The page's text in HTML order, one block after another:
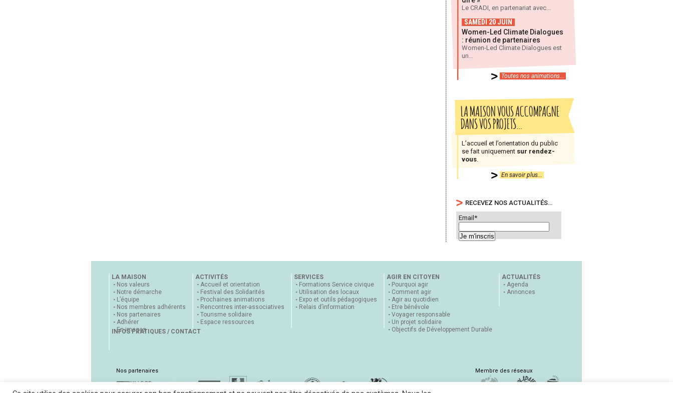
Le CRADI, en partenariat avec...
SAMEDI 20 JUIN
Women-Led Climate Dialogues
: réunion de partenaires
Women-Led Climate Dialogues est
un...
Toutes nos animations...
LA MAISON VOUS ACCOMPAGNE
DANS VOS PROJETS…
L’accueil et l’orientation du public
se fait uniquement sur rendez-
vous
En savoir plus...
RECEVEZ NOS ACTUALITÉS…
Email*
LA MAISON
Nos valeurs
Notre démarche
L’équipe
Nos membres adhérents
Nos partenaires
Adhérer
En images
ACTIVITÉS
Accueil et orientation
Festival des Solidarités
Prochaines animations
Rencontres inter-associatives
Tourisme solidaire
Espace ressources
SERVICES
Formations Service civique
Utilisation des locaux
Expo et outils pédagogiques
Relais d’information
AGIR EN CITOYEN
Pourquoi agir
Comment agir
Agir au quotidien
Etre bénévole
Voyager responsable
Un projet solidaire
Objectifs de Développement Durable
ACTUALITÉS
Agenda
Annonces
INFOS PRATIQUES / CONTACT
Nos partenaires Membre des réseaux